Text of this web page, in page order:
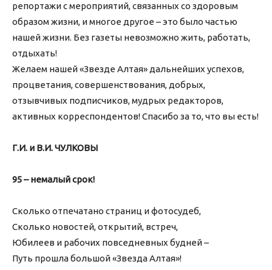
репортажи с мероприятий, связанных со здоровым
образом жизни, и многое другое – это было частью
нашей жизни. Без газеты невозможно жить, работать,
отдыхать!
Желаем нашей «Звезде Алтая» дальнейших успехов,
процветания, совершенствования, добрых,
отзывчивых подписчиков, мудрых редакторов,
активных корреспондентов! Спасибо за то, что вы есть!
Г.И. и В.И. ЧУЛКОВЫ
95 – немалый срок!
Сколько отпечатано страниц и фотосудеб,
Сколько новостей, открытий, встреч,
Юбилеев и рабочих повседневных будней –
Путь прошла большой «Звезда Алтая»!